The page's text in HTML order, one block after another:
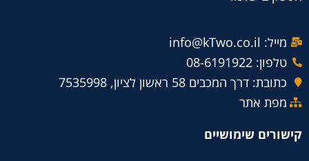
מייל: info@kTwo.co.il
טלפון: 08-6191922
כתובת: דרך המכבים 58 ראשון לציון, 7535998
מפת אתר
קישורים שימושיים